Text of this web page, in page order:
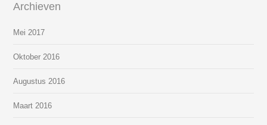
Archieven
Mei 2017
Oktober 2016
Augustus 2016
Maart 2016